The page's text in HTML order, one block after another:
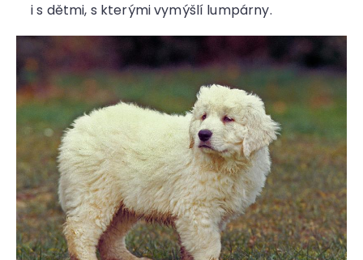
i s dětmi, s kterými vymýšlí lumpárny.